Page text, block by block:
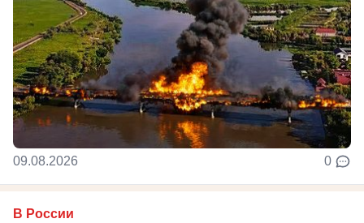
09.08.2026 0
В России